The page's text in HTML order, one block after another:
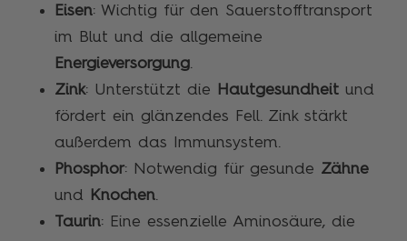
Eisen: Wichtig für den Sauerstofftransport
im Blut und die allgemeine
Energieversorgung.
Zink: Unterstützt die Hautgesundheit und
fördert ein glänzendes Fell. Zink stärkt
außerdem das Immunsystem.
Phosphor: Notwendig für gesunde Zähne
und
Knochen.
Taurin: Eine essenzielle Aminosäure, die